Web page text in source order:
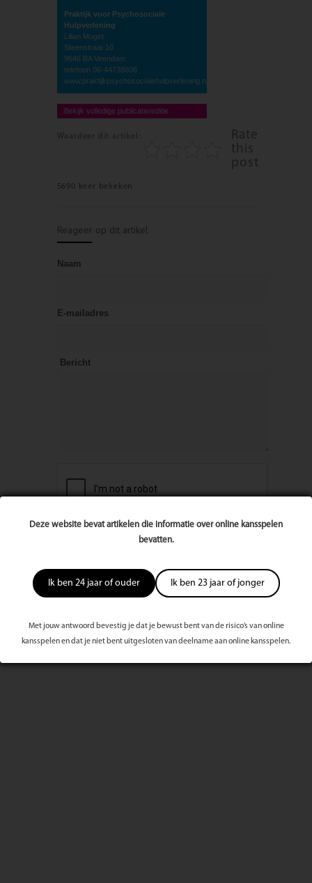
Deze website bevat artikelen die informatie over online kansspelen
bevatten.
Ik ben 24 jaar of ouder Ik ben 23 jaar of jonger
Met jouw antwoord bevestig je dat je bewust bent van de risico’s van online
kansspelen en dat je niet bent uitgesloten van deelname aan online kansspelen.
Praktijk voor Psychosociale
Hulpverlening
Lilian Moget
Steenstraat 10
9646 BA Veendam
telefoon 06-44738608
www.praktijkpsychosocialehulpverlening.nl
Bekijk volledige publicatie/editie
Waardeer dit artikel:
Rate
this
post
5690 keer bekeken
Reageer op dit artikel
Naam
E-mailadres
Bericht
Meest bekeken dit kwartaal